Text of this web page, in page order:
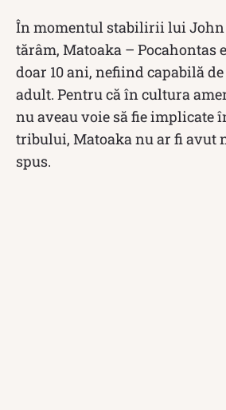
În momentul stabilirii lui
tărâm, Matoaka – Pocahontas
doar 10 ani, nefiind capabilă
adult. Pentru că în cultura
nu aveau voie să fie implicate
tribului, Matoaka nu ar fi avut
spus.